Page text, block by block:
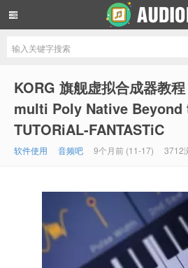
KORG 旗舰虚拟合成器教
multi Poly Native Beyond
TUTORiAL-FANTASTiC
软件使用 音频吧 9个月前 (11-17) 3712